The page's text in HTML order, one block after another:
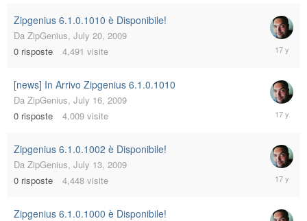
Zipgenius 6.1.0.1010 è Disponibile!
Da ZipGenius, July 20, 2009
0 risposte 4,491 visite
July
20,
[news] In Arrivo Zipgenius 6.1.0.1010
Da ZipGenius, July 16, 2009
0 risposte 4,009 visite
July
16,
Zipgenius 6.1.0.1002 è Disponibile!
Da ZipGenius, July 13, 2009
0 risposte 4,448 visite
July
13,
Zipgenius 6.1.0.1000 è Disponibile!